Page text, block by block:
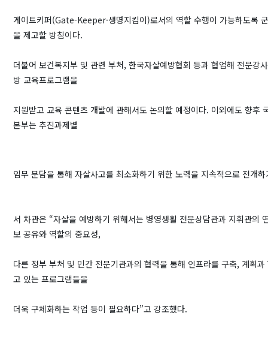
게이트키퍼(Gate-Keeper·생명지킴이)로서의 역할 수행이 가능하도록
을 제고할 방침이다.
더불어 보건복지부 및 관련 부처, 한국자살예방협회 등과 협업해 전문강
방 교육프로그램을
지원받고 교육 콘텐츠 개발에 관해서도 논의할 예정이다. 이외에도 향후
본부는 추진과제별
임무 분담을 통해 자살사고를 최소화하기 위한 노력을 지속적으로 전개
서 차관은 “자살을 예방하기 위해서는 병영생활 전문상담관과 지휘관의
보 공유와 역할의 중요성,
다른 정부 부처 및 민간 전문기관과의 협력을 통해 인프라를 구축, 계획과
고 있는 프로그램들을
더욱 구체화하는 작업 등이 필요하다”고 강조했다.